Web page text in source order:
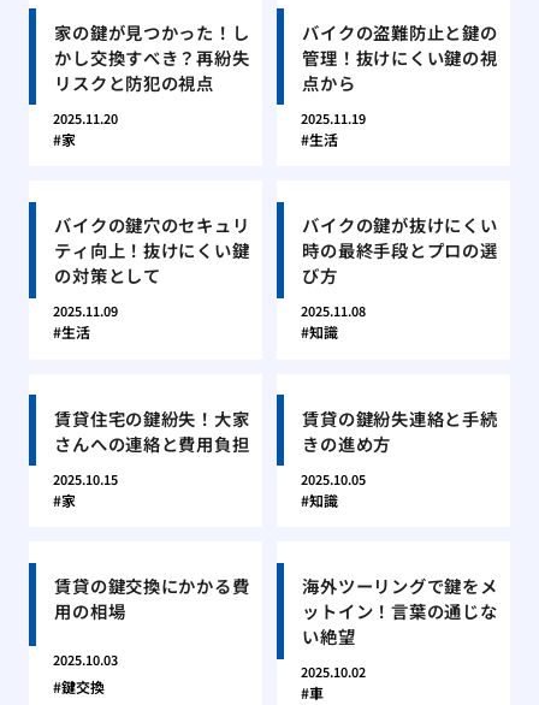
家の鍵が見つかった！し
かし交換すべき？再紛失
リスクと防犯の視点
2025.11.20
家
バイクの盗難防止と鍵の
管理！抜けにくい鍵の視
点から
2025.11.19
生活
バイクの鍵穴のセキュリ
ティ向上！抜けにくい鍵
の対策として
2025.11.09
生活
バイクの鍵が抜けにくい
時の最終手段とプロの選
び方
2025.11.08
知識
賃貸住宅の鍵紛失！大家
さんへの連絡と費用負担
2025.10.15
家
賃貸の鍵紛失連絡と手続
きの進め方
2025.10.05
知識
賃貸の鍵交換にかかる費
用の相場
2025.10.03
鍵交換
海外ツーリングで鍵をメ
ットイン！言葉の通じな
い絶望
2025.10.02
車